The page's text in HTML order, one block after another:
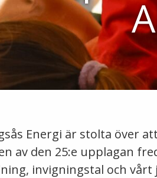
Energi är stolta över
av den 25:e upplagan
invigningstal och